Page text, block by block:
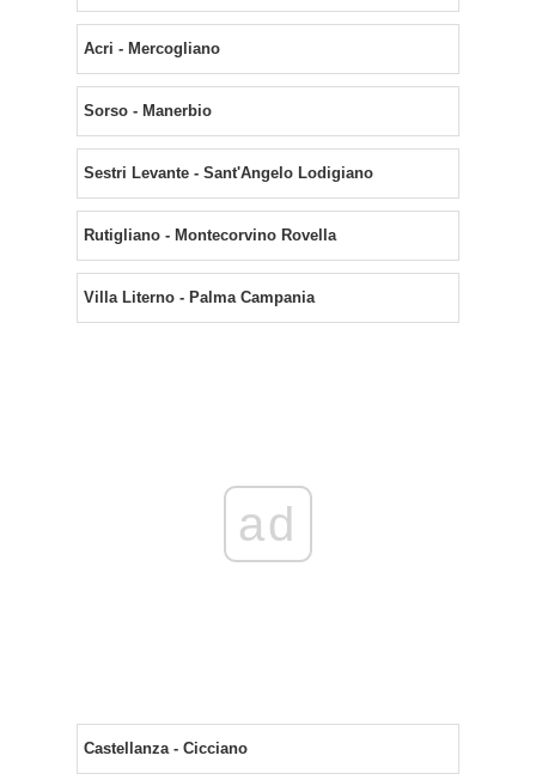
Acri - Mercogliano
Sorso - Manerbio
Sestri Levante - Sant'Angelo Lodigiano
Rutigliano - Montecorvino Rovella
Villa Literno - Palma Campania
ad
Castellanza - Cicciano